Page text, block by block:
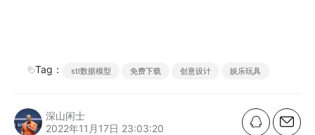
Tag： stl数据模型 免费下载 创意设计 娱乐玩具
深山闲士
2022年11月17日 23:03:20